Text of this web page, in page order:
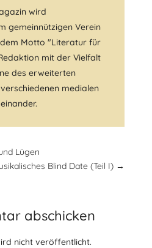
wird
gemeinnützigen Verein
Motto "Literatur für
mit der Vielfalt
des erweiterten
medialen
Lügen
Blind Date (Teil I) →
abschicken
nicht veröffentlicht.